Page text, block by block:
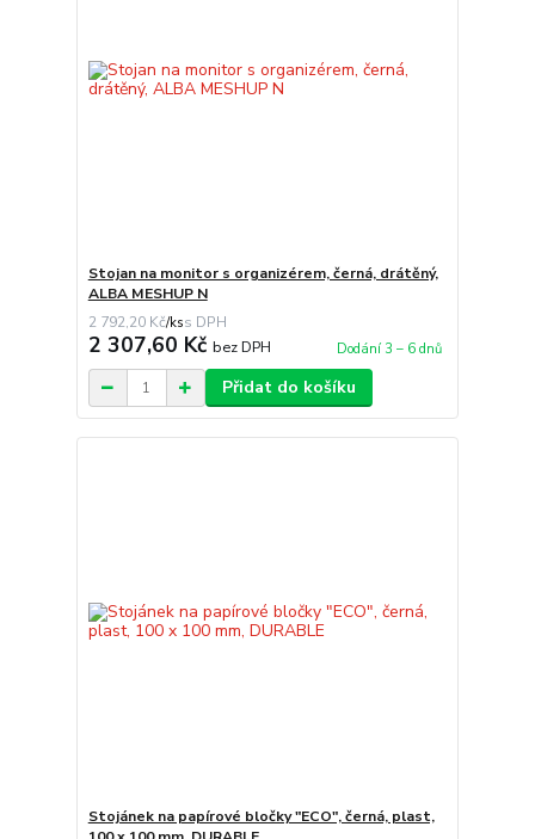
Stojan na monitor s organizérem, černá, drátěný,
ALBA MESHUP N
2 792,20 Kč/ks
2 307,60 Kč bez DPH Dodání 3 – 6 dnů
Přidat do košíku
Stojánek na papírové bločky "ECO", černá, plast,